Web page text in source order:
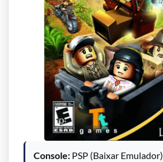
Console: PSP (Baixar Emulador)